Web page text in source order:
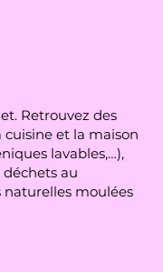
Retrouvez des
et la maison
lavables,…),
au
naturelles moulées